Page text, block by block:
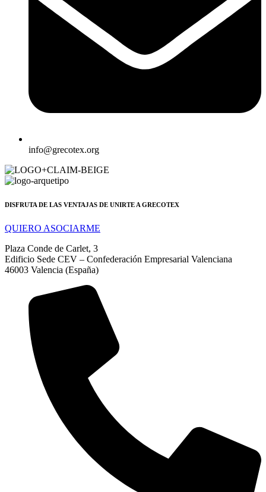
info@grecotex.org
DISFRUTA DE LAS VENTAJAS DE UNIRTE A GRECOTEX
QUIERO ASOCIARME
Plaza Conde de Carlet, 3
Edificio Sede CEV – Confederación Empresarial Valenciana
46003 Valencia (España)